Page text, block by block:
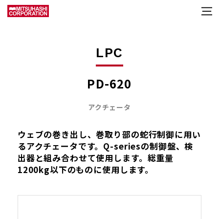
LPC
PD-620
アクチェータ
ウェブの巻き出し、巻取り部の蛇行制御に用い
るアクチェータです。Q-seriesの制御盤、検
出器と組み合わせて使用します。総重量
1200kg以下のものに使用します。